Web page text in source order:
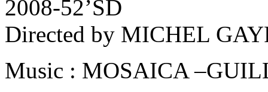
2008-52’SD
Directed by MICHEL
Music : MOSAICA